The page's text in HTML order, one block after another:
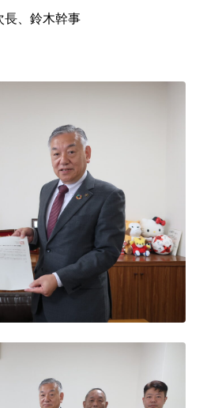
長、鈴木幹事